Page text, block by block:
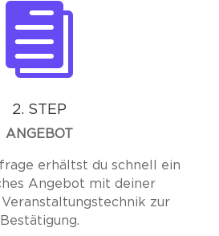

2. STEP
ANGEBOT
erhältst du schnell ein
Angebot mit deiner
zur
Bestätigung.